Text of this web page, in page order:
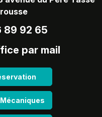
89 92 65
par mail